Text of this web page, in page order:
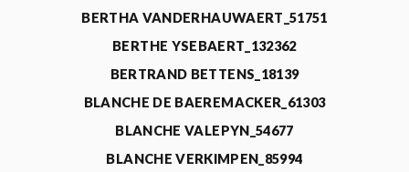
BERTHA VANDERHAUWAERT_51751
BERTHE YSEBAERT_132362
BERTRAND BETTENS_18139
BLANCHE DE BAEREMACKER_61303
BLANCHE VALEPYN_54677
BLANCHE VERKIMPEN_85994